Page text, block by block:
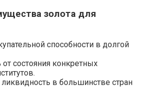
золота для
способности в долгой
состояния конкретных
в большинстве стран